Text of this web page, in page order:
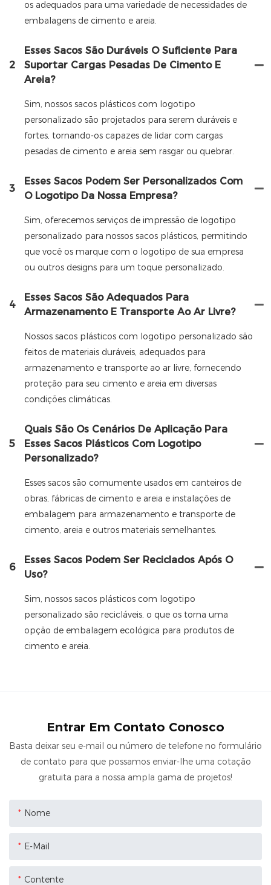
os adequados para uma variedade de necessidades de
embalagens de cimento e areia.
2
Esses Sacos São Duráveis ​​o Suficiente Para
Suportar Cargas Pesadas De Cimento E
Areia?
Sim, nossos sacos plásticos com logotipo
personalizado são projetados para serem duráveis ​​e
fortes, tornando-os capazes de lidar com cargas
pesadas de cimento e areia sem rasgar ou quebrar.
3
Esses Sacos Podem Ser Personalizados Com
O Logotipo Da Nossa Empresa?
Sim, oferecemos serviços de impressão de logotipo
personalizado para nossos sacos plásticos, permitindo
que você os marque com o logotipo de sua empresa
ou outros designs para um toque personalizado.
4
Esses Sacos São Adequados Para
Armazenamento E Transporte Ao Ar Livre?
Nossos sacos plásticos com logotipo personalizado são
feitos de materiais duráveis, adequados para
armazenamento e transporte ao ar livre, fornecendo
proteção para seu cimento e areia em diversas
condições climáticas.
5
Quais São Os Cenários De Aplicação Para
Esses Sacos Plásticos Com Logotipo
Personalizado?
Esses sacos são comumente usados ​​em canteiros de
obras, fábricas de cimento e areia e instalações de
embalagem para armazenamento e transporte de
cimento, areia e outros materiais semelhantes.
6
Esses Sacos Podem Ser Reciclados Após O
Uso?
Sim, nossos sacos plásticos com logotipo
personalizado são recicláveis, o que os torna uma
opção de embalagem ecológica para produtos de
cimento e areia.
Entrar Em Contato Conosco
Basta deixar seu e-mail ou número de telefone no formulário
de contato para que possamos enviar-lhe uma cotação
gratuita para a nossa ampla gama de projetos!
Nome
E-Mail
Contente